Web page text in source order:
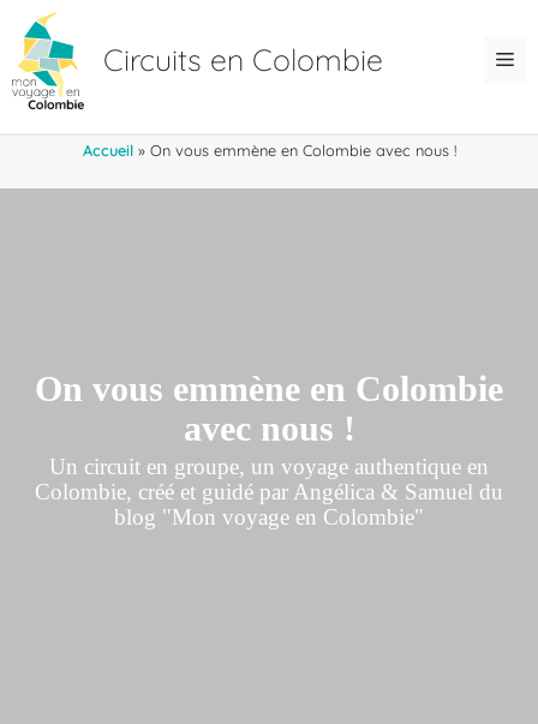
Aller
contenu
Circuits en Colombie
Accueil» On vous emmène en Colombie avec nous !
On vous emmène en Colombie
avec nous !
Un circuit en groupe, un voyage authentique en
Colombie, créé et guidé par Angélica & Samuel du
blog "Mon voyage en Colombie"